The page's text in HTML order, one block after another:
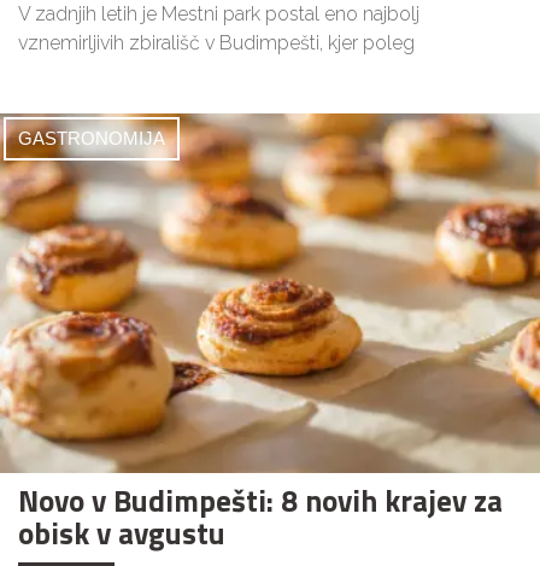
V zadnjih letih je Mestni park postal eno najbolj
vznemirljivih zbirališč v Budimpešti, kjer poleg
GASTRONOMIJA
Novo v Budimpešti: 8 novih krajev za
obisk v avgustu